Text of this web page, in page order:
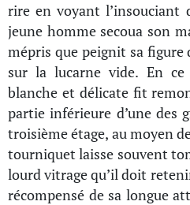
rire en voyant l’insouciant
jeune homme secoua son
mépris que peignit sa figure
sur la lucarne vide. En
blanche et délicate fit
partie inférieure d’une des
troisième étage, au moyen
tourniquet laisse souvent
lourd vitrage qu’il doit
récompensé de sa longue